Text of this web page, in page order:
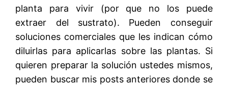
planta para vivir (por que no los puede
extraer del sustrato). Pueden conseguir
soluciones comerciales que les indican cómo
diluirlas para aplicarlas sobre las plantas. Si
quieren preparar la solución ustedes mismos,
pueden buscar mis posts anteriores donde se